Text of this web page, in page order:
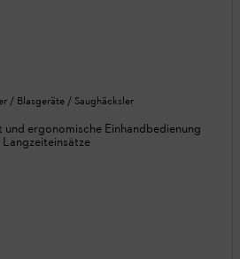
/ Blasgeräte / Saughäcksler
und ergonomische Einhandbedienung
Langzeiteinsätze